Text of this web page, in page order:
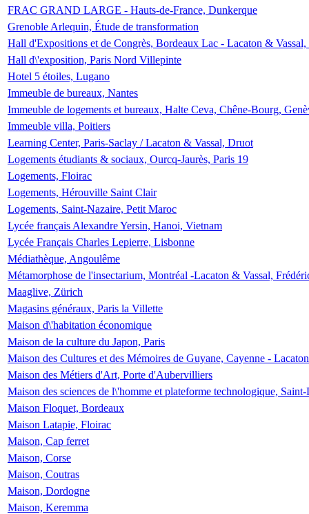
FRAC GRAND LARGE - Hauts-de-France, Dunkerque
Grenoble Arlequin, Étude de transformation
Hall d'Expositions et de Congrès, Bordeaux Lac - Lacaton &
Hall d\'exposition, Paris Nord Villepinte
Hotel 5 étoiles, Lugano
Immeuble de bureaux, Nantes
Immeuble de logements et bureaux, Halte Ceva, Chêne-Bourg,
Immeuble villa, Poitiers
Learning Center, Paris-Saclay / Lacaton & Vassal, Druot
Logements étudiants & sociaux, Ourcq-Jaurès, Paris 19
Logements, Floirac
Logements, Hérouville Saint Clair
Logements, Saint-Nazaire, Petit Maroc
Lycée français Alexandre Yersin, Hanoi, Vietnam
Lycée Français Charles Lepierre, Lisbonne
Médiathèque, Angoulême
Métamorphose de l'insectarium, Montréal -Lacaton & Vassal,
Maaglive, Zürich
Magasins généraux, Paris la Villette
Maison d\'habitation économique
Maison de la culture du Japon, Paris
Maison des Cultures et des Mémoires de Guyane, Cayenne -
Maison des Métiers d'Art, Porte d'Aubervilliers
Maison des sciences de l\'homme et plateforme technologique,
Maison Floquet, Bordeaux
Maison Latapie, Floirac
Maison, Cap ferret
Maison, Corse
Maison, Coutras
Maison, Dordogne
Maison, Keremma